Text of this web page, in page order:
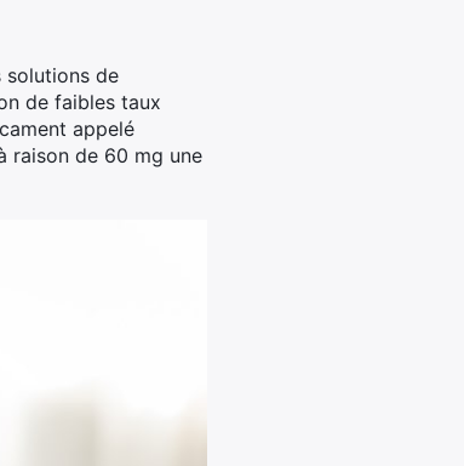
solutions de
de faibles taux
appelé
raison de 60 mg une